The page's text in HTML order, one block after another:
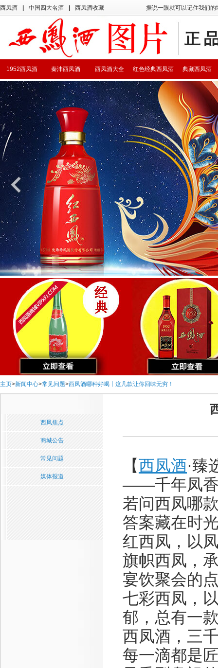
西凤酒 中国四大名酒 西凤酒收藏 据说一眼就可以记住我们
典藏西凤酒
红色经典西凤酒
西凤酒大全
秦沣西凤酒
1952西凤酒
主页>新闻中心>常见问题>西凤酒哪种好喝丨这几款让你回味无穷！
西凤焦点
商城公告
常见问题
媒体报道
【西凤酒·臻
——千年凤香
若问西凤哪
答案藏在时
红西凤，以
旗帜西凤，
宴饮聚会的
七彩西凤，
郁，总有一
西凤酒，三
每一滴都是